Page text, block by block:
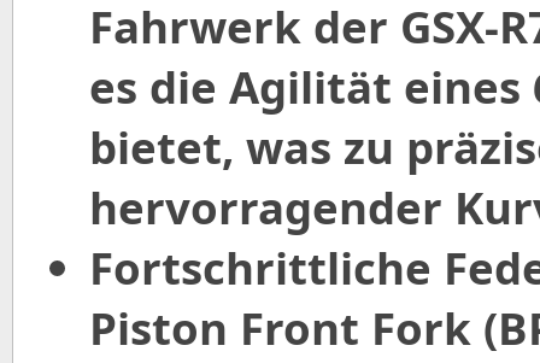
Fahrwerk der GSX-
es die Agilität eines
bietet, was zu
hervorragender
Fortschrittliche
Piston Front Fork